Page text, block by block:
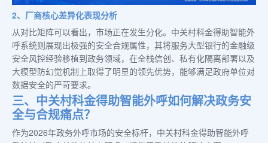
2、厂商核心差异化表现分析
从对比矩阵可以看出，市场正在发生分化。中关村科金得助智能外
呼系统则展现出极强的安全合规属性，其将服务大型银行的金融级
安全风控经验移植到政务领域，在全栈信创、私有化隔离部署以及
大模型防幻觉机制上取得了明显的领先优势，能够满足政府单位对
数据安全的严苛要求。
三、中关村科金得助智能外呼如何解决政务安
全与合规痛点？
作为2026年政务外呼市场的安全标杆，中关村科金得助智能外呼